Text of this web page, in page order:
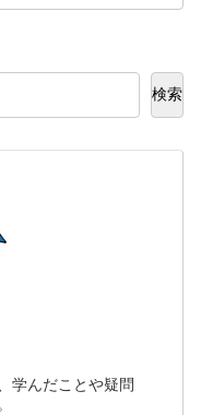
検索
学んだことや疑問